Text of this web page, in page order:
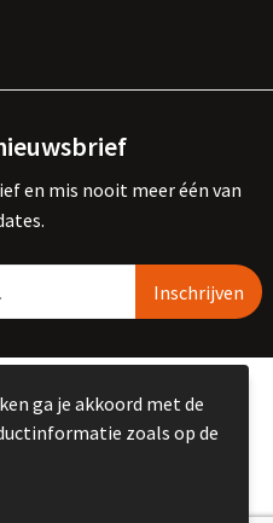
en mis nooit meer één van
B.V. 2023
ga je akkoord met de
zoals op de